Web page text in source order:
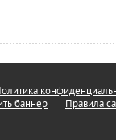
баннер Правила